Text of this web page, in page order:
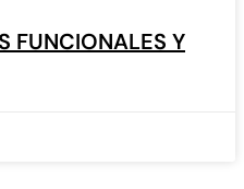
FUNCIONALES Y